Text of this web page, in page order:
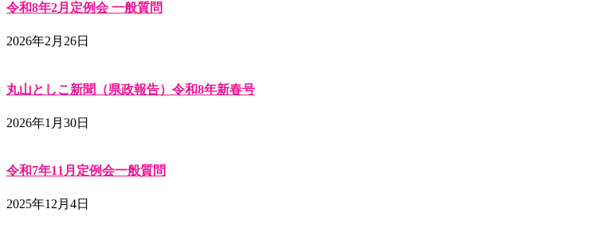
令和8年2月定例会 一般質問
2026年2月26日
丸山としこ新聞（県政報告）令和8年新春号
2026年1月30日
令和7年11月定例会一般質問
2025年12月4日